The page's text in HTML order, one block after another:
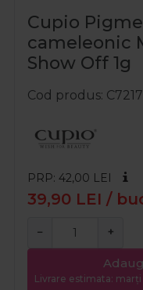
Cupio
cameleonic
Show Off 1g
Cod produs C7217
PRP: 42,00 LEI
39,90 LEI /
− +
Livrare estimata: marți